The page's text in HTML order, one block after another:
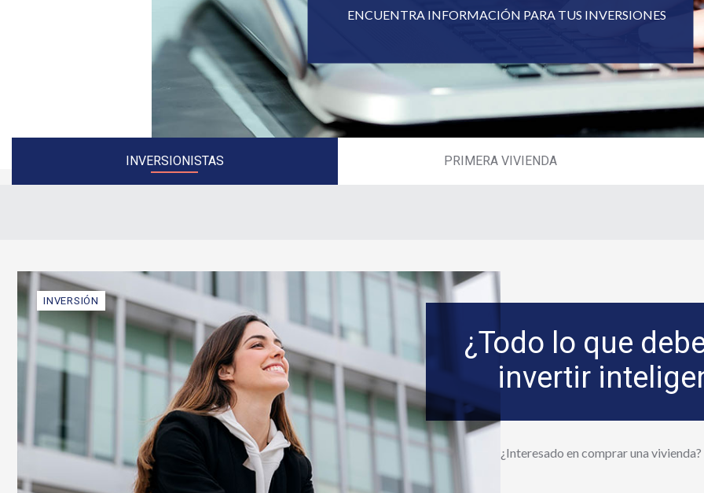
ENCUENTRA INFORMACIÓN PARA TUS INVERSIONES
INVERSIONISTAS PRIMERA VIVIENDA
INVERSIÓN
¿Todo lo que
invertir
¿Interesado en comprar una vivienda?